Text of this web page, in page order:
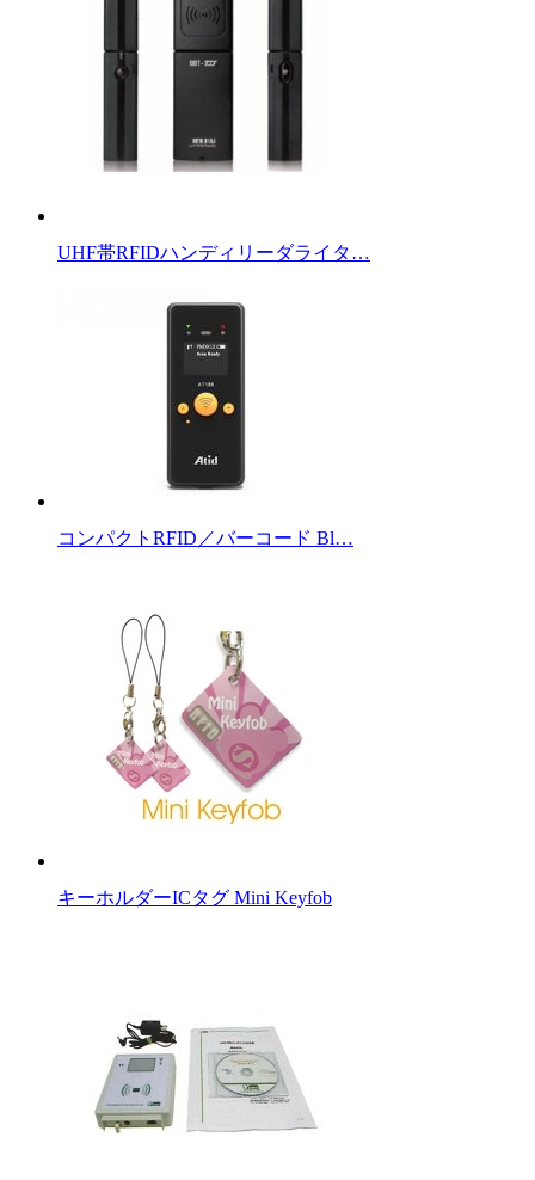
UHF帯RFIDハンディリーダライタ…
コンパクトRFID／バーコード Bl…
キーホルダーICタグ Mini Keyfob